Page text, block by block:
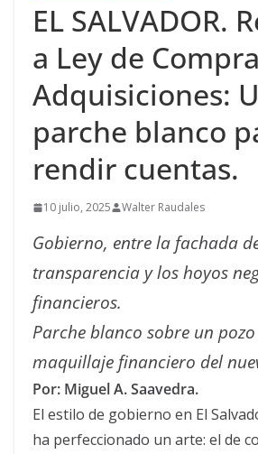
EL SALVADOR.
a Ley de
Adquisiciones:
parche blanco
rendir cuentas.
10 julio, 2025 Walter Raudales
Gobierno, entre la fachada
transparencia y los hoyos
financieros.
Parche blanco sobre un
maquillaje financiero del
Por: Miguel A. Saavedra.
El estilo de gobierno en El
ha perfeccionado un arte: el de